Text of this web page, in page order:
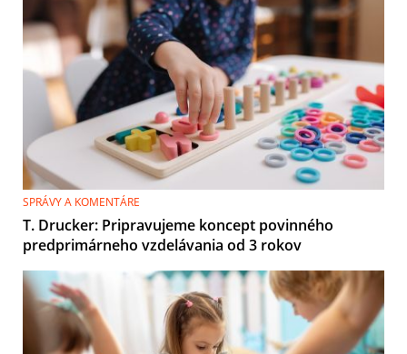
SPRÁVY A KOMENTÁRE
T. Drucker: Pripravujeme koncept povinného
predprimárneho vzdelávania od 3 rokov